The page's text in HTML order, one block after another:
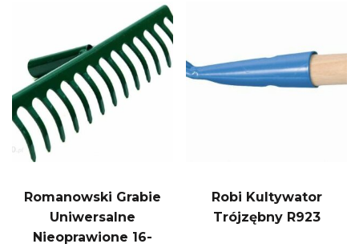
Romanowski Grabie
Uniwersalne
Nieoprawione 16-
Robi Kultywator
Trójzębny R923